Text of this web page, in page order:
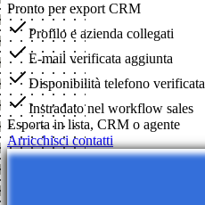
Pronto per export CRM
Profilo e azienda collegati
E-mail verificata aggiunta
Disponibilità telefono verificata
Instradato nel workflow sales
Esporta in lista, CRM o agente
Arricchisci contatti